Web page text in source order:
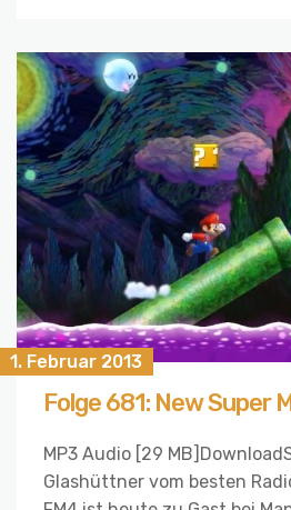
1. Februar 2013
Folge 681: New Super
MP3 Audio [29
Glashüttner vom besten